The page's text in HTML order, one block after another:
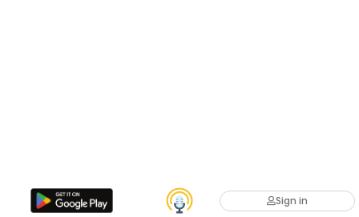
Sign in